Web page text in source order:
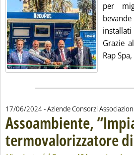
per
Grazie
Rap
17/06/2024- Aziende Consorzi
Assoambiente,
termovalorizzatore